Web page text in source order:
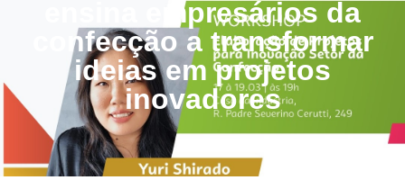
ensina empresários da
confecção a transformar
ideias em projetos
inovadores